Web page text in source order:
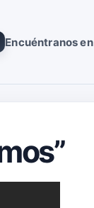
Encuéntranos en